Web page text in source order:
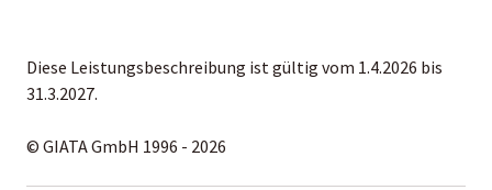
Diese Leistungsbeschreibung ist gültig vom 1.4.2026 bis
31.3.2027.
© GIATA GmbH 1996 - 2026